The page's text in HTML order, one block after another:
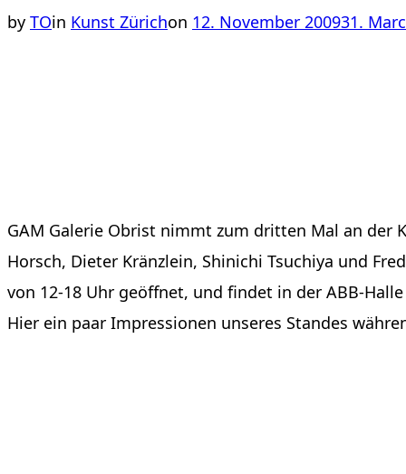
navigation
by TOin Kunst Zürichon Posted
12. November 200931.
GAM Galerie Obrist nimmt zum dritten Mal an der
Horsch, Dieter Kränzlein, Shinichi Tsuchiya und
von 12-18 Uhr geöffnet, und findet in der ABB-
Hier ein paar Impressionen unseres Standes